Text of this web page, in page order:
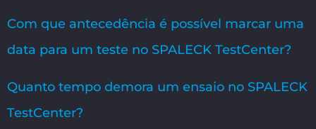
Com que antecedência é possível marcar uma
data para um teste no SPALECK TestCenter?
Quanto tempo demora um ensaio no SPALECK
TestCenter?